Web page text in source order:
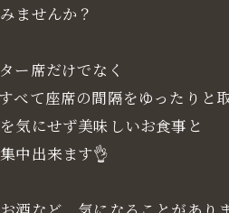
ませんか？
ー席だけでなく
べて座席の間隔をゆったりと
気にせず美味しいお食事と
中出来ます👌